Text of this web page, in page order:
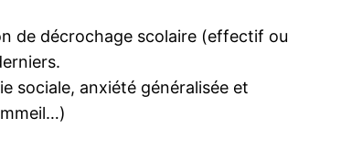
de décrochage scolaire (effectif ou
sociale, anxiété généralisée et